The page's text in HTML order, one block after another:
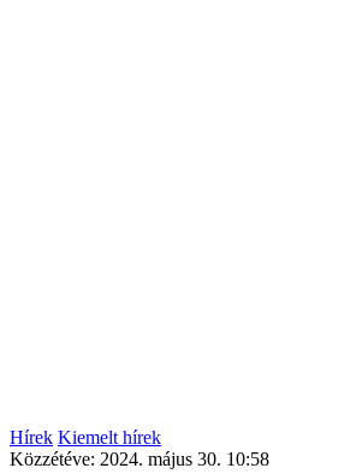
Hírek Kiemelt hírek
Közzétéve: 2024. május 30. 10:58